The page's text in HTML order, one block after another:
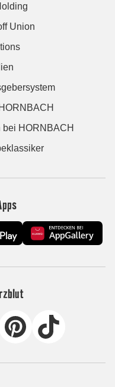
Union
bei HORNBACH